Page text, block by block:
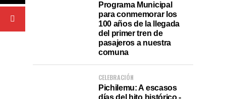
Programa Municipal
para conmemorar los
100 años de la llegada
del primer tren de
pasajeros a nuestra
comuna
CELEBRACIÓN
Pichilemu: A escasos
días del hito histórico -